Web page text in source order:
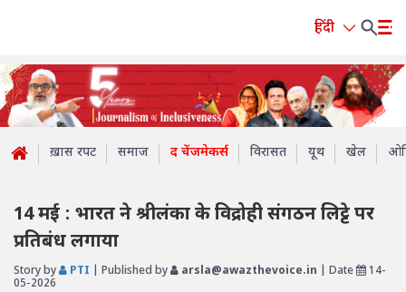
हिंदी
ख़ास रपट समाज द चेंजमेकर्स विरासत यूथ खेल
14 मई : भारत ने श्रीलंका के विद्रोही संगठन लिट्टे पर
प्रतिबंध लगाया
Story by PTI | Published by arsla@awazthevoice.in | Date
14-
05-2026